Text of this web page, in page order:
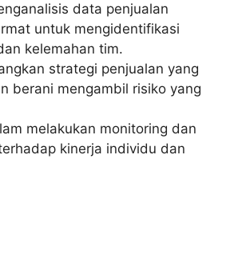
data penjualan
untuk mengidentifikasi
kelemahan tim.
strategi penjualan yang
berani mengambil risiko yang
melakukan monitoring dan
kinerja individu dan